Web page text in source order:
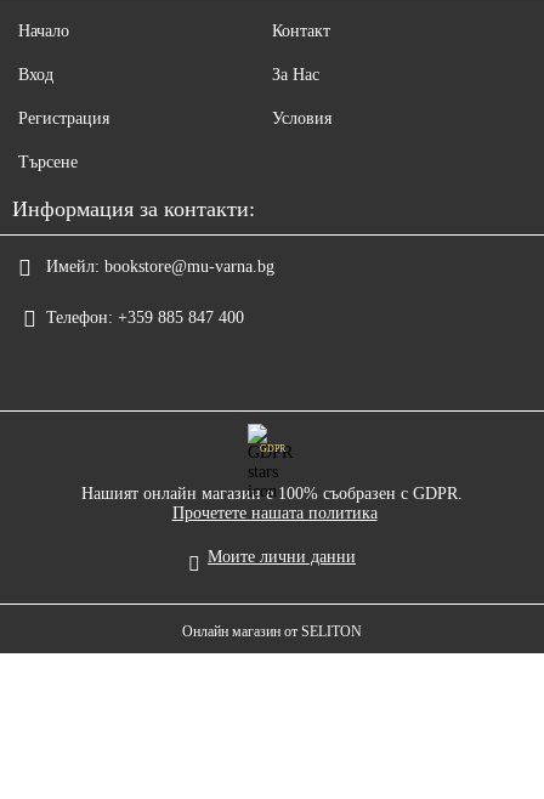
Начало
Вход
Регистрация
Търсене
Контакт
За Нас
Условия
Информация за контакти:
Имейл: bookstore@mu-varna.bg
Телефон: +359 885 847 400
GDPR
Нашият онлайн магазин е 100% съобразен с GDPR.
Прочетете нашата политика
Моите лични данни
Онлайн магазин от SELITON